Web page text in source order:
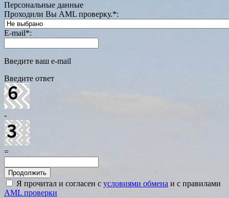
Персональные данные
Проходили Вы AML проверку.*:
E-mail*:
Введите ваш e-mail
Введите ответ
-
=
Я прочитал и согласен с условиями обмена и с правилами
AML проверки